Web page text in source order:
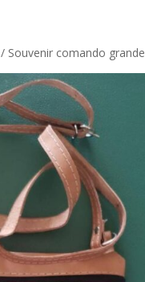
/ Souvenir comando grande